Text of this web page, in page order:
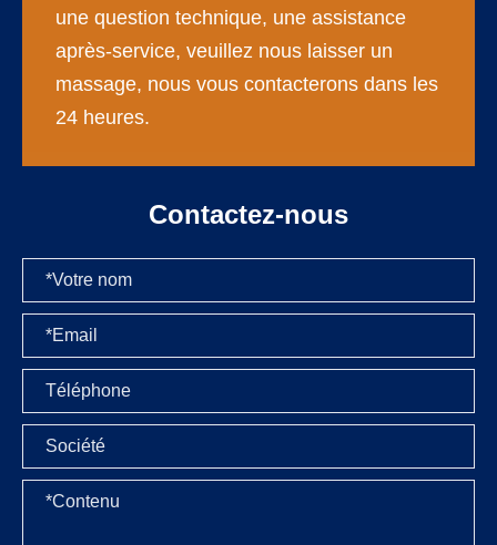
une question technique, une assistance
après-service, veuillez nous laisser un
massage, nous vous contacterons dans les
24 heures.
Contactez-nous